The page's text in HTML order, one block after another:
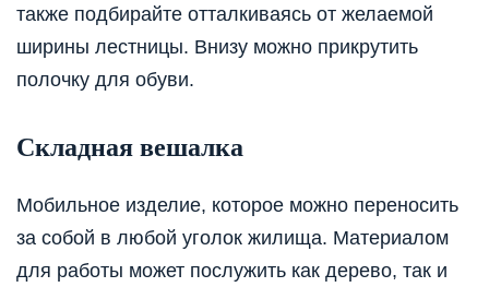
также подбирайте отталкиваясь от желаемой
ширины лестницы. Внизу можно прикрутить
полочку для обуви.
Складная вешалка
Мобильное изделие, которое можно переносить
за собой в любой уголок жилища. Материалом
для работы может послужить как дерево, так и